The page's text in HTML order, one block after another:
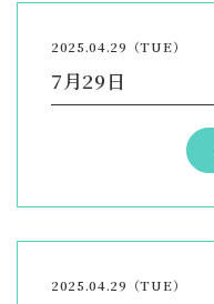
2025.04.29（TUE）
7月29日
2025.04.29（TUE）